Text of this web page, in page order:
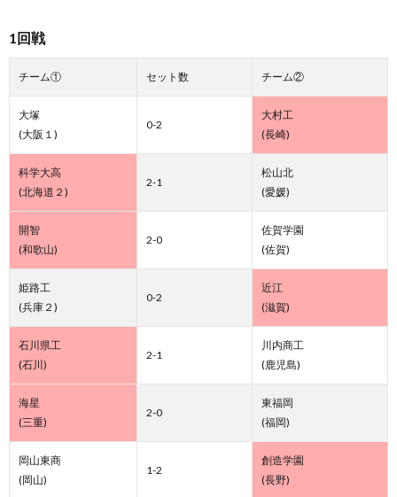
1回戦
チーム① セット数 チーム②
大塚
(大阪１)
0-2
大村工
(長崎)
科学大高
(北海道２)
2-1
松山北
(愛媛)
開智
(和歌山)
2-0
佐賀学園
(佐賀)
姫路工
(兵庫２)
0-2
近江
(滋賀)
石川県工
(石川)
2-1
川内商工
(鹿児島)
海星
(三重)
2-0
東福岡
(福岡)
岡山東商
(岡山)
1-2
創造学園
(長野)